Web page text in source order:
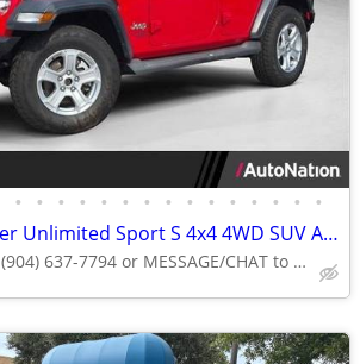
• • • • • • • • • • • • • • •
2018 Jeep Wrangler Unlimited Sport S 4x4 4WD SUV AUTONATION
Call (904) 637-7794 or MESSAGE/CHAT to confirm availability